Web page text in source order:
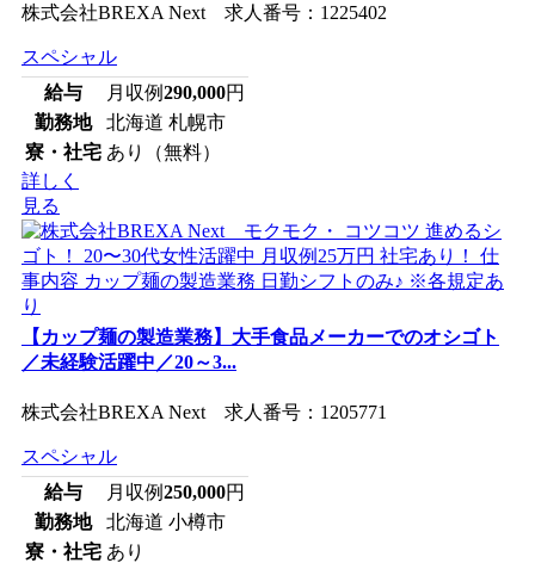
株式会社BREXA Next 求人番号：1225402
スペシャル
給与
月収例290,000円
勤務地
北海道 札幌市
寮・社宅 あり（無料）
詳しく
見る
【カップ麺の製造業務】大手食品メーカーでのオシゴト
／未経験活躍中／20～3...
株式会社BREXA Next 求人番号：1205771
スペシャル
給与
月収例250,000円
勤務地
北海道 小樽市
寮・社宅 あり